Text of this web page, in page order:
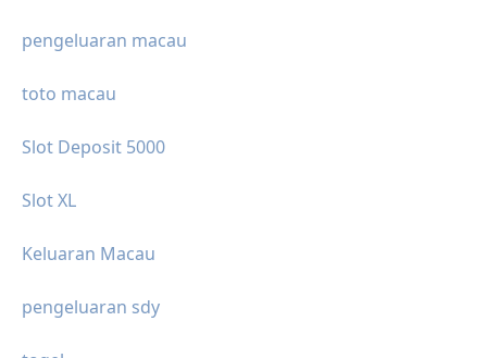
pengeluaran macau
toto macau
Slot Deposit 5000
Slot XL
Keluaran Macau
pengeluaran sdy